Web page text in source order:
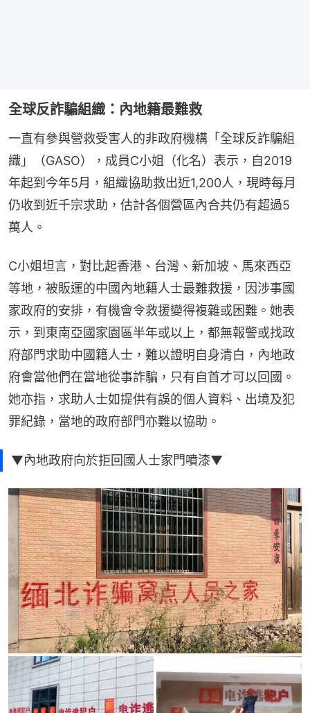
全球反詐騙組織：內地籍最難救
一直有參與營救受害人的非政府機構「全球反詐騙組
織」（GASO），成員C小姐（化名）表示，自2019
年起到今年5月，組織協助救出近1,200人，現時每月
仍收到近千宗求助，估計各個營區內合共仍有超過5
萬人。
C小姐坦言，對比起香港、台灣、新加坡、馬來西亞
等地，被販運的中國內地籍人士最難救援，因涉事國
家政府的安排，有機會令救援變得複雜或困難。她表
示，到東南亞國家園區半年或以上，都無報警或找政
府部門求助中國籍人士，難以證明自身清白，內地政
府會當他們在當地從事詐騙，只有自首才可以回國。
她亦指，求助人士如提供有誤的個人資料、出境及犯
罪紀錄，當地的政府部門亦難以協助。
▼內地政府向於拒回國人士家門噴漆▼